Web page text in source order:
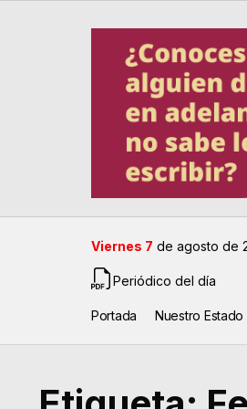
Viernes 7 de agosto de
Periódico del día
Portada Nuestro Estado